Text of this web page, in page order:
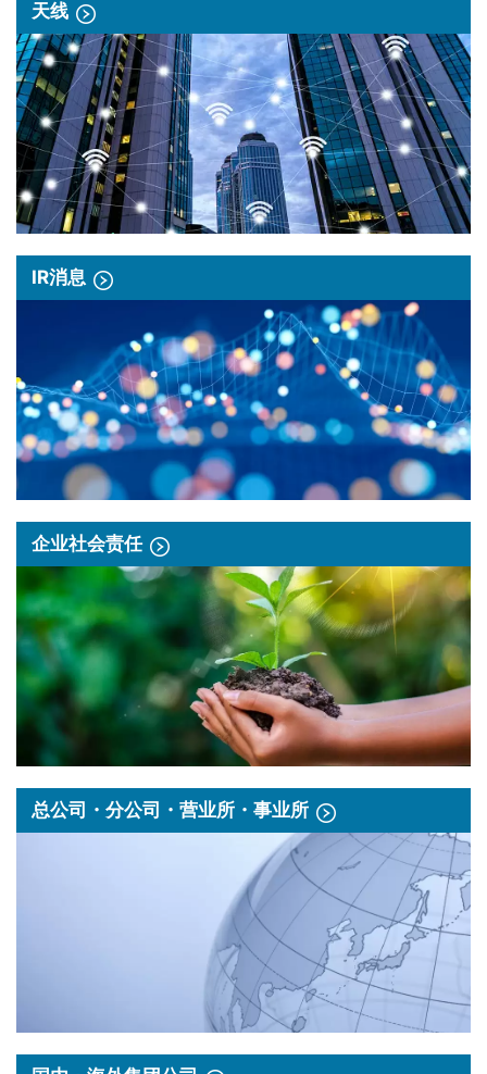
天线
IR消息
企业社会责任
总公司・分公司・营业所・事业所